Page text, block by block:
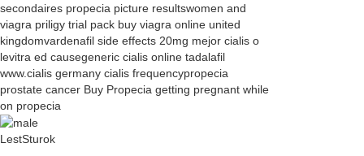
secondaires propecia picture resultswomen and
viagra priligy trial pack buy viagra online united
kingdomvardenafil side effects 20mg mejor cialis o
levitra ed causegeneric cialis online tadalafil
www.cialis germany cialis frequencypropecia
prostate cancer Buy Propecia getting pregnant while
on propecia
LestSturok